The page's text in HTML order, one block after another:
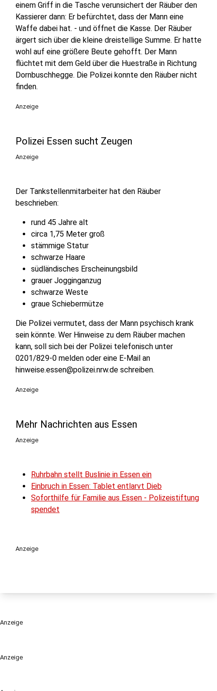
Anzeige
einem Griff in die Tasche verunsichert der Räuber den
Kassierer dann: Er befürchtet, dass der Mann eine
Waffe dabei hat. - und öffnet die Kasse. Der Räuber
ärgert sich über die kleine dreistellige Summe. Er hatte
wohl auf eine größere Beute gehofft. Der Mann
flüchtet mit dem Geld über die Huestraße in Richtung
Dornbuschhegge. Die Polizei konnte den Räuber nicht
finden.
Anzeige
Polizei Essen sucht Zeugen
Anzeige
Der Tankstellenmitarbeiter hat den Räuber
beschrieben:
rund 45 Jahre alt
circa 1,75 Meter groß
stämmige Statur
schwarze Haare
südländisches Erscheinungsbild
grauer Jogginganzug
schwarze Weste
graue Schiebermütze
Die Polizei vermutet, dass der Mann psychisch krank
sein könnte. Wer Hinweise zu dem Räuber machen
kann, soll sich bei der Polizei telefonisch unter
0201/829-0 melden oder eine E-Mail an
hinweise.essen@polizei.nrw.de schreiben.
Anzeige
Mehr Nachrichten aus Essen
Anzeige
Ruhrbahn stellt Buslinie in Essen ein
Einbruch in Essen: Tablet entlarvt Dieb
Soforthilfe für Familie aus Essen - Polizeistiftung
spendet
Anzeige
Anzeige